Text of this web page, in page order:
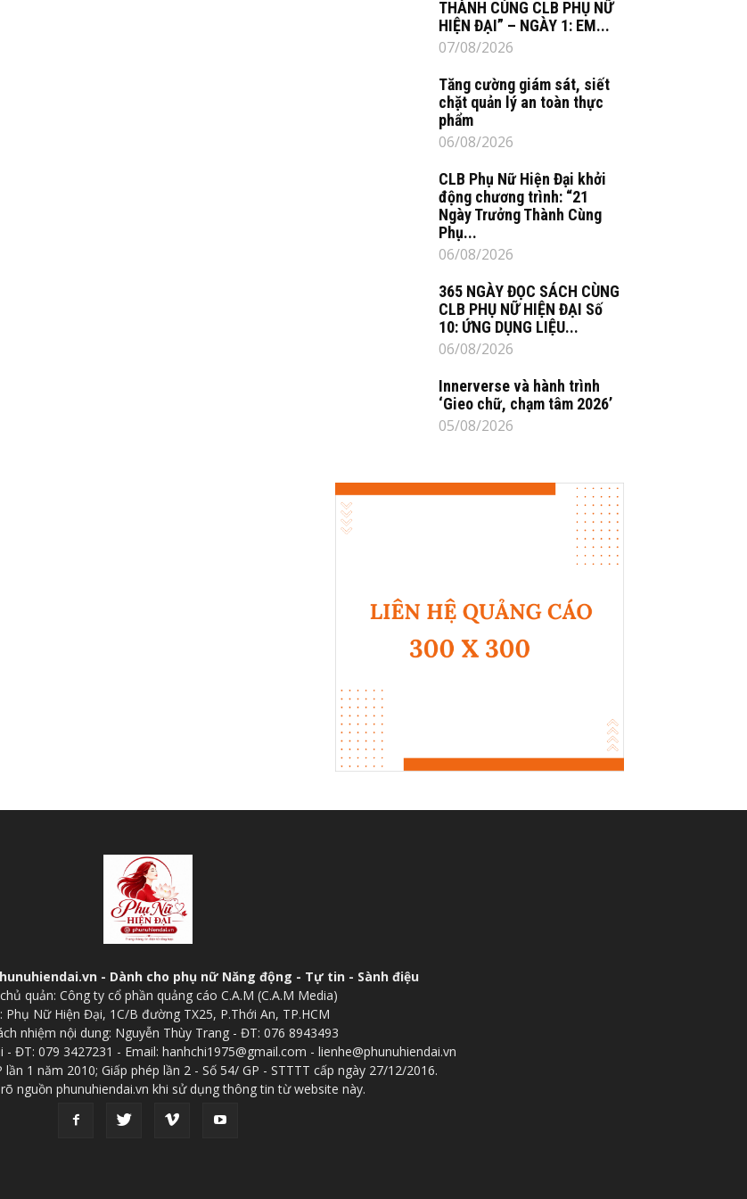
THÀNH CÙNG CLB PHỤ NỮ
HIỆN ĐẠI” – NGÀY 1: EM...
07/08/2026
Tăng cường giám sát, siết
chặt quản lý an toàn thực
phẩm
06/08/2026
CLB Phụ Nữ Hiện Đại khởi
động chương trình: “21
Ngày Trưởng Thành Cùng
Phụ...
06/08/2026
365 NGÀY ĐỌC SÁCH CÙNG
CLB PHỤ NỮ HIỆN ĐẠI Số
10: ỨNG DỤNG LIỆU...
06/08/2026
Innerverse và hành trình
‘Gieo chữ, chạm tâm 2026’
05/08/2026
- Dành cho phụ nữ Năng động - Tự tin - Sành điệu
quản: Công ty cổ phần quảng cáo C.A.M (C.A.M Media)
Phụ Nữ Hiện Đại, 1C/B đường TX25, P.Thới An, TP.HCM
nhiệm nội dung: Nguyễn Thùy Trang - ĐT: 076 8943493
- ĐT: 079 3427231 - Email: hanhchi1975@gmail.com - lienhe@phunuhiendai.vn
1 năm 2010; Giấp phép lần 2 - Số 54/ GP - STTTT cấp ngày 27/12/2016.
nguồn phunuhiendai.vn khi sử dụng thông tin từ website này.